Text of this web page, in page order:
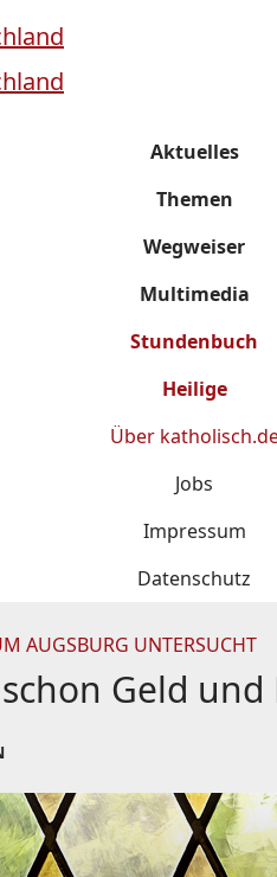
Aktuelles
Themen
Wegweiser
Multimedia
Stundenbuch
Heilige
Über
Jobs
Impressum
Datenschutz
AUGSBURG UNTERSUCHT
Geld